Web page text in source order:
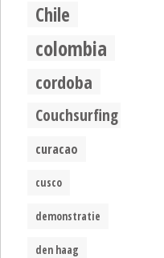
Chile
colombia
cordoba
Couchsurfing
curacao
cusco
demonstratie
den haag